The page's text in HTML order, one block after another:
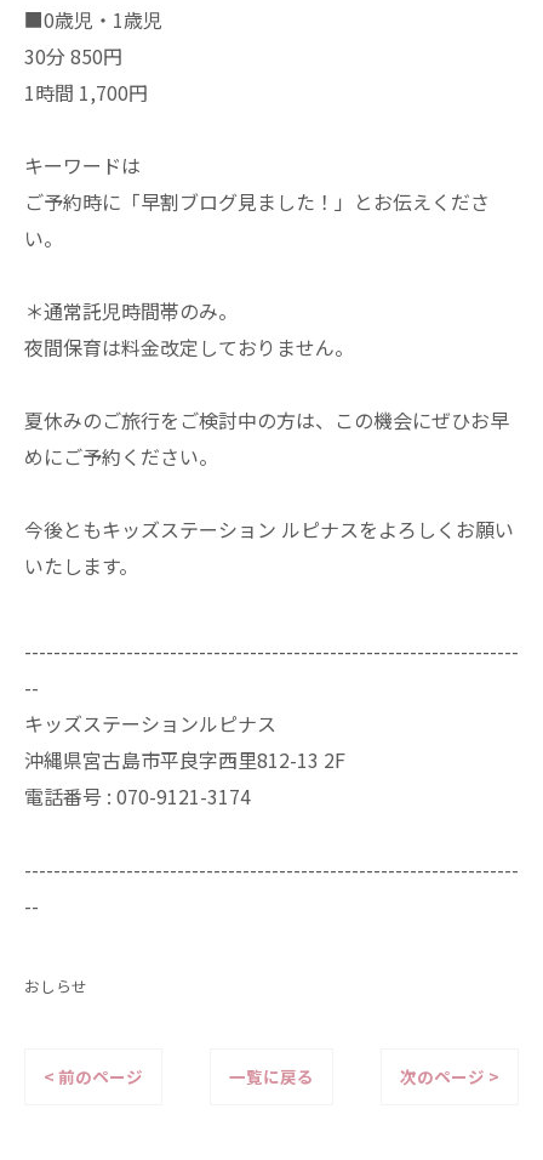
■0歳児・1歳児
30分 850円
1時間 1,700円
キーワードは
ご予約時に「早割ブログ見ました！」とお伝えくださ
い。
＊通常託児時間帯のみ。
夜間保育は料金改定しておりません。
夏休みのご旅行をご検討中の方は、この機会にぜひお早
めにご予約ください。
今後ともキッズステーション ルピナスをよろしくお願い
いたします。
--------------------------------------------------------------------
--
キッズステーションルピナス
沖縄県宮古島市平良字西里812-13 2F
電話番号 : 070-9121-3174
--------------------------------------------------------------------
--
おしらせ
< 前のページ 一覧に戻る 次のページ >